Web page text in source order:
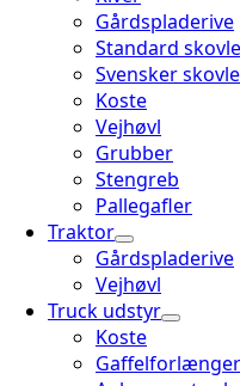
Gårdspladerive
Standard skovle
Svensker skovle
Koste
Vejhøvl
Grubber
Stengreb
Pallegafler
Traktor
Gårdspladerive
Vejhøvl
Truck udstyr
Koste
Gaffelforlænger